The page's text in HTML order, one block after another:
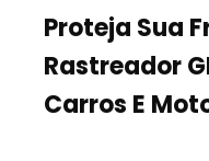
Proteja Sua
Rastreador
Carros E